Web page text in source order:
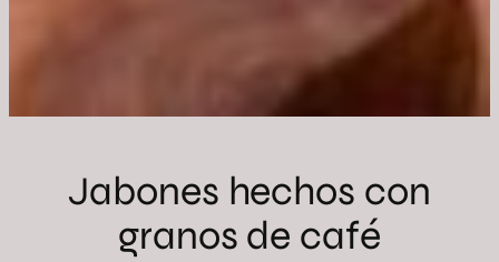
Jabones hechos con
granos de café